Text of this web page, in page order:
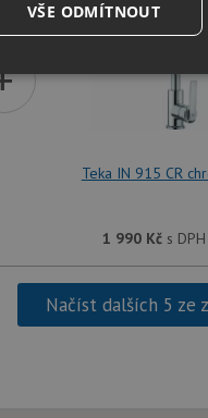
Teka IN 915 CR
1 990 Kč s DPH
Načíst dalších 5 ze
VŠE ODMÍTNOUT
cílení Funkční
Funkční
stránek, jako je
používat.